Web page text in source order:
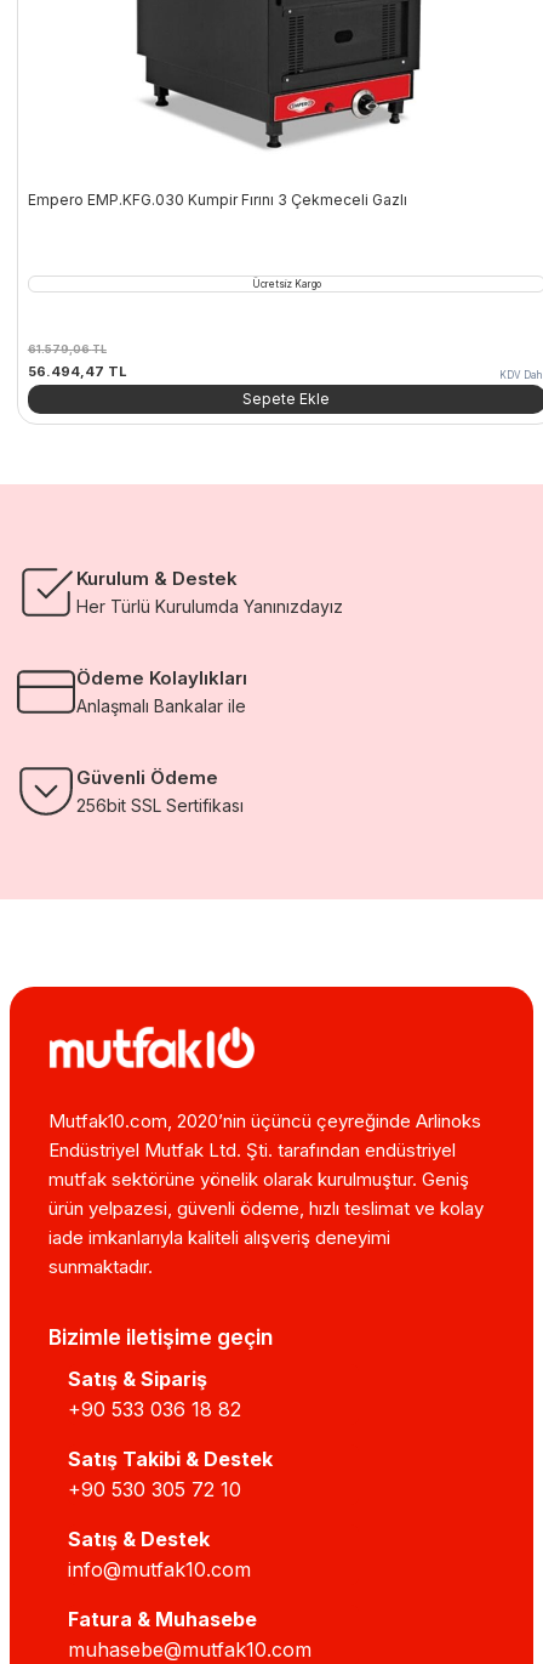
Empero EMP.KFG.030 Kumpir Fırını 3 Çekmeceli Gazlı
Ücretsiz Kargo
61.579,06TL
Orijinal
fiyat:
61.579,06 TL.
56.494,47 TLŞu
fiyat:
KDV
Sepete Ekle
Kurulum & Destek
Her Türlü Kurulumda Yanınızdayız
Ödeme Kolaylıkları
Anlaşmalı Bankalar ile
Güvenli Ödeme
256bit SSL Sertifikası
Mutfak10.com, 2020’nin üçüncü çeyreğinde Arlinoks
Endüstriyel Mutfak Ltd. Şti. tarafından endüstriyel
mutfak sektörüne yönelik olarak kurulmuştur. Geniş
ürün yelpazesi, güvenli ödeme, hızlı teslimat ve kolay
iade imkanlarıyla kaliteli alışveriş deneyimi
sunmaktadır.
Bizimle iletişime geçin
Satış & Sipariş
+90 533 036 18 82
Satış Takibi & Destek
+90 530 305 72 10
Satış & Destek
info@mutfak10.com
Fatura & Muhasebe
muhasebe@mutfak10.com